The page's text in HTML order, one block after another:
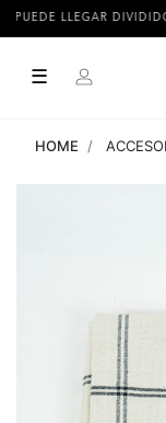
DIVIDIDO Y EN
☰
HOME